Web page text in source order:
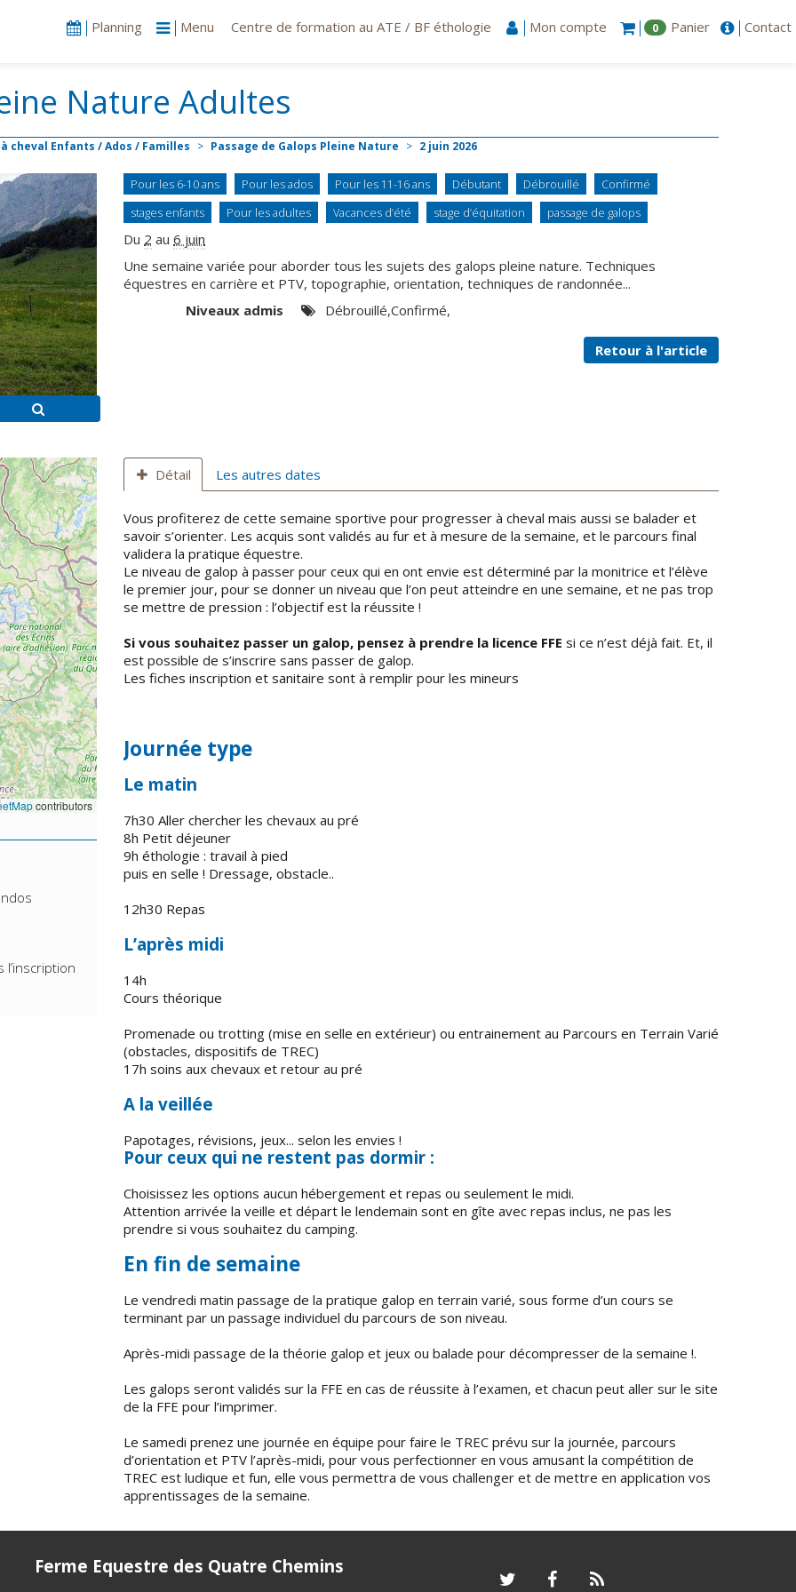
Planning Menu Centre de formation au ATE / BF éthologie Mon compte 0 Panier Contact
Nature Adultes
cheval Enfants / Ados / Familles > Passage de Galops Pleine Nature > 2 juin 2026
Pour les 6-10 ans Pour les ados Pour les 11-16 ans Débutant Débrouillé
Confirmé
stages enfants
Pour les adultes Vacances d’été stage d’équitation passage de galops
Du 2 au 6 juin
Une semaine variée pour aborder tous les sujets des galops pleine nature. Techniques
équestres en carrière et PTV, topographie, orientation, techniques de randonnée...
Niveaux admis
Débrouillé,Confirmé,
Retour à l'article
Détail Les autres dates
Vous profiterez de cette semaine sportive pour progresser à cheval mais aussi se balader et
savoir s’orienter. Les acquis sont validés au fur et à mesure de la semaine, et le parcours final
validera la pratique équestre.
Le niveau de galop à passer pour ceux qui en ont envie est déterminé par la monitrice et l’élève
le premier jour, pour se donner un niveau que l’on peut atteindre en une semaine, et ne pas trop
se mettre de pression : l’objectif est la réussite !
Si vous souhaitez passer un galop, pensez à prendre la licence FFE si ce n’est déjà fait. Et, il
est possible de s’inscrire sans passer de galop.
Les fiches inscription et sanitaire sont à remplir pour les mineurs
Journée type
Le matin
7h30 Aller chercher les chevaux au pré
8h Petit déjeuner
9h éthologie : travail à pied
puis en selle ! Dressage, obstacle..
12h30 Repas
L’après midi
14h
Cours théorique
Promenade ou trotting (mise en selle en extérieur) ou entrainement au Parcours en Terrain Varié
(obstacles, dispositifs de TREC)
17h soins aux chevaux et retour au pré
A la veillée
Papotages, révisions, jeux... selon les envies !
Pour ceux qui ne restent pas dormir :
Choisissez les options aucun hébergement et repas ou seulement le midi.
Attention arrivée la veille et départ le lendemain sont en gîte avec repas inclus, ne pas les
prendre si vous souhaitez du camping.
En fin de semaine
Le vendredi matin passage de la pratique galop en terrain varié, sous forme d’un cours se
terminant par un passage individuel du parcours de son niveau.
Après-midi passage de la théorie galop et jeux ou balade pour décompresser de la semaine !.
Les galops seront validés sur la FFE en cas de réussite à l’examen, et chacun peut aller sur le site
de la FFE pour l’imprimer.
Le samedi prenez une journée en équipe pour faire le TREC prévu sur la journée, parcours
d’orientation et PTV l’après-midi, pour vous perfectionner en vous amusant la compétition de
TREC est ludique et fun, elle vous permettra de vous challenger et de mettre en application vos
apprentissages de la semaine.
contributors
Ferme Equestre des Quatre Chemins